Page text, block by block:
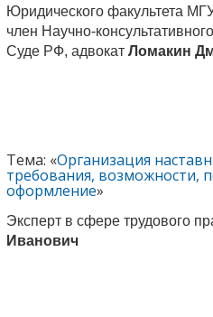
Юридического факультета
член Научно-
Суде РФ, адвокат Ломакин
Тема: «Организация
требования, возможности,
оформление»
Эксперт в сфере трудового
Иванович